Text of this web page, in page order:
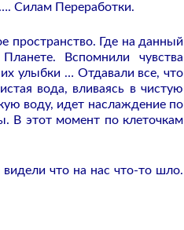
Силам Переработки.
пространство. Где на данный
Вспомнили чувства
улыбки … Отдавали все, что
вода, вливаясь в чистую
воду, идет наслаждение по
В этот момент по клеточкам
что на нас что-то шло.